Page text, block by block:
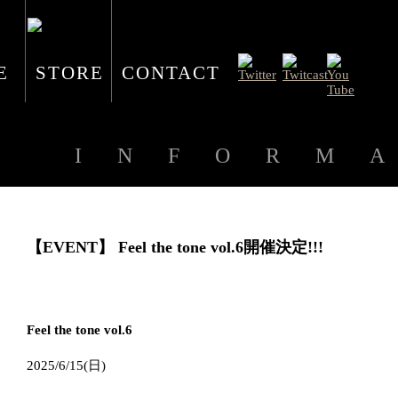
STORE CONTACT
【EVENT】 Feel the tone vol.6開催決定!!!
Feel the tone vol.6
2025/6/15(日)